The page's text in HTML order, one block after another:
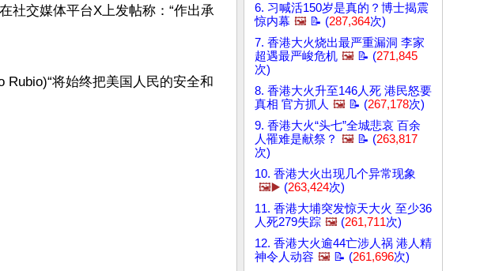
社交媒体平台X上发帖称：“作出承
将始终把美国人民的安全和
6. 习喊活150岁是真的？博士揭震
惊内幕 🖼️ 📝 (287,364次)
7. 香港大火烧出最严重漏洞 李家
超遇最严峻危机 🖼️ 📝 (271,845
次)
8. 香港大火升至146人死 港民怒要
真相 官方抓人 🖼️ 📝 (267,178次)
9. 香港大火“头七”全城悲哀 百余
人罹难是献祭？ 🖼️ 📝 (263,817
次)
10. 香港大火出现几个异常现象
🖼️▶️ (263,424次)
11. 香港大埔突发惊天大火 至少36
人死279失踪 🖼️ (261,711次)
12. 香港大火逾44亡涉人祸 港人精
神令人动容 🖼️ 📝 (261,696次)